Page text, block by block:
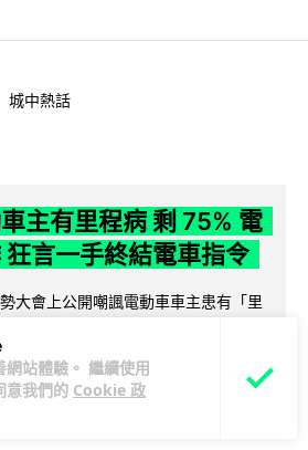
站體驗。 繼續使用
意我們的 Cookie 政
城中熱話
主有里程病 剩 75% 電
言一手終結電車指令
大會上公開嘲諷電動車車主患有「里
駁，...
分享